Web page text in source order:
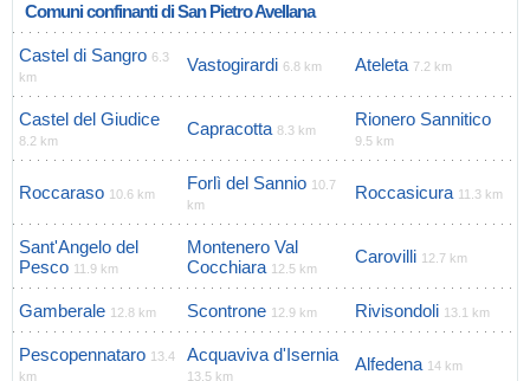
Comuni confinanti di San Pietro Avellana
Castel di Sangro 6.3
km
Vastogirardi 6.8 km Ateleta 7.2 km
Castel del Giudice
8.2 km
Capracotta 8.3 km
Rionero Sannitico
9.5 km
Roccaraso 10.6 km
Forlì del Sannio 10.7
km
Roccasicura 11.3 km
Sant'Angelo del
Pesco 11.9 km
Montenero Val
Cocchiara 12.5 km
Carovilli 12.7 km
Gamberale 12.8 km Scontrone 12.9 km Rivisondoli 13.1 km
Pescopennataro 13.4
km
Acquaviva d'Isernia
13.5 km
Alfedena 14 km